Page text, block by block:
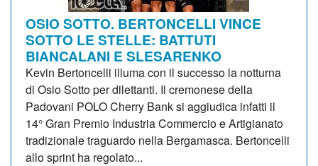
OSIO SOTTO. BERTONCELLI VINCE
SOTTO LE STELLE: BATTUTI
BIANCALANI E SLESARENKO
Kevin Bertoncelli illuma con il successo la notturna
di Osio Sotto per dilettanti. Il cremonese della
Padovani POLO Cherry Bank si aggiudica infatti il
14° Gran Premio Industria Commercio e Artigianato
tradizionale traguardo nella Bergamasca. Bertoncelli
allo sprint ha regolato...